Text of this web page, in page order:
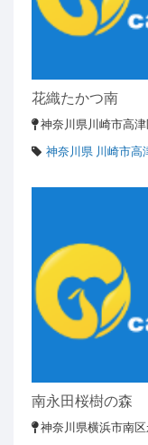
花織たかつ南
神奈川県川崎市高
神奈川県 川崎市高
南永田桜樹の森
神奈川県横浜市南